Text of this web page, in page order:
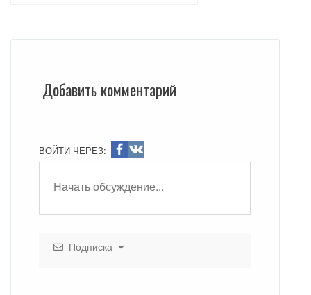
Добавить комментарий
ВОЙТИ ЧЕРЕЗ:
Подписка